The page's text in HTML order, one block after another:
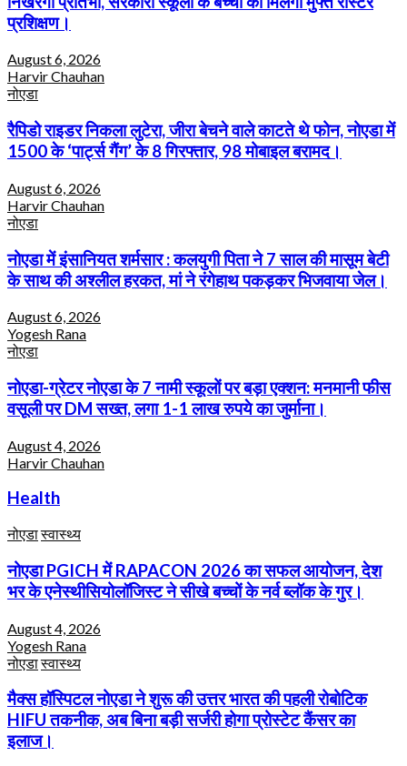
प्रशिक्षण।
August 6, 2026
Harvir Chauhan
नोएडा
रैपिडो राइडर निकला लुटेरा, जीरा बेचने वाले काटते थे फोन, नोएडा में
1500 के ‘पार्ट्स गैंग’ के 8 गिरफ्तार, 98 मोबाइल बरामद।
August 6, 2026
Harvir Chauhan
नोएडा
नोएडा में इंसानियत शर्मसार : कलयुगी पिता ने 7 साल की मासूम बेटी
के साथ की अश्लील हरकत, मां ने रंगेहाथ पकड़कर भिजवाया जेल।
August 6, 2026
Yogesh Rana
नोएडा
नोएडा-ग्रेटर नोएडा के 7 नामी स्कूलों पर बड़ा एक्शन: मनमानी फीस
वसूली पर DM सख्त, लगा 1-1 लाख रुपये का जुर्माना।
August 4, 2026
Harvir Chauhan
Health
नोएडास्वास्थ्य
नोएडा PGICH में RAPACON 2026 का सफल आयोजन, देश
भर के एनेस्थीसियोलॉजिस्ट ने सीखे बच्चों के नर्व ब्लॉक के गुर।
August 4, 2026
Yogesh Rana
नोएडास्वास्थ्य
मैक्स हॉस्पिटल नोएडा ने शुरू की उत्तर भारत की पहली रोबोटिक
HIFU तकनीक, अब बिना बड़ी सर्जरी होगा प्रोस्टेट कैंसर का
इलाज।